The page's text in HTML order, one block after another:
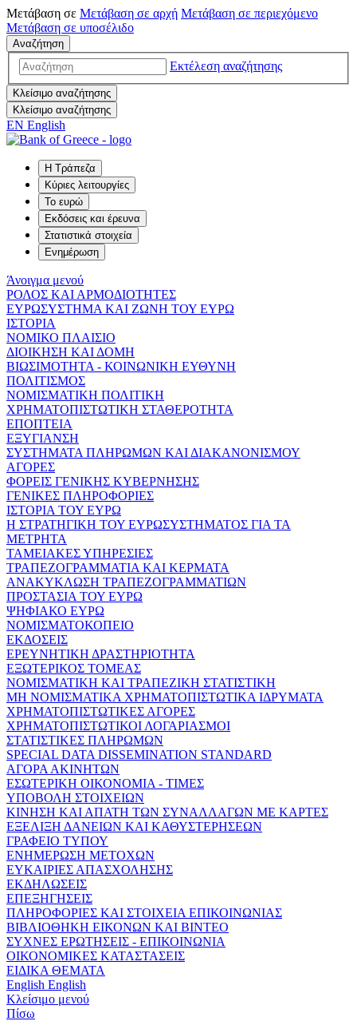
Μετάβαση σε Μετάβαση σε αρχή Μετάβαση σε περιεχόμενο
Μετάβαση σε υποσέλιδο
Αναζήτηση
Εκτέλεση αναζήτησης
Κλείσιμο αναζήτησης
Κλείσιμο αναζήτησης
EN English
Η Τράπεζα
Κύριες λειτουργίες
Το ευρώ
Εκδόσεις και έρευνα
Στατιστικά στοιχεία
Ενημέρωση
Άνοιγμα μενού
ΡΟΛΟΣ ΚΑΙ ΑΡΜΟΔΙΟΤΗΤΕΣ
ΕΥΡΩΣΥΣΤΗΜΑ ΚΑΙ ΖΩΝΗ ΤΟΥ ΕΥΡΩ
ΙΣΤΟΡΙΑ
ΝΟΜΙΚΟ ΠΛΑΙΣΙΟ
ΔΙΟΙΚΗΣΗ ΚΑΙ ΔΟΜΗ
ΒΙΩΣΙΜΟΤΗΤΑ - ΚΟΙΝΩΝΙΚΗ ΕΥΘΥΝΗ
ΠΟΛΙΤΙΣΜΟΣ
ΝΟΜΙΣΜΑΤΙΚΗ ΠΟΛΙΤΙΚΗ
ΧΡΗΜΑΤΟΠΙΣΤΩΤΙΚΗ ΣΤΑΘΕΡΟΤΗΤΑ
ΕΠΟΠΤΕΙΑ
ΕΞΥΓΙΑΝΣΗ
ΣΥΣΤΗΜΑΤΑ ΠΛΗΡΩΜΩΝ ΚΑΙ ΔΙΑΚΑΝΟΝΙΣΜΟΥ
ΑΓΟΡΕΣ
ΦΟΡΕΙΣ ΓΕΝΙΚΗΣ ΚΥΒΕΡΝΗΣΗΣ
ΓΕΝΙΚΕΣ ΠΛΗΡΟΦΟΡΙΕΣ
ΙΣΤΟΡΙΑ ΤΟΥ ΕΥΡΩ
Η ΣΤΡΑΤΗΓΙΚΗ ΤΟΥ ΕΥΡΩΣΥΣΤΗΜΑΤΟΣ ΓΙΑ ΤΑ
ΜΕΤΡΗΤΑ
ΤΑΜΕΙΑΚΕΣ ΥΠΗΡΕΣΙΕΣ
ΤΡΑΠΕΖΟΓΡΑΜΜΑΤΙΑ ΚΑΙ ΚΕΡΜΑΤΑ
ΑΝΑΚΥΚΛΩΣΗ ΤΡΑΠΕΖΟΓΡΑΜΜΑΤΙΩΝ
ΠΡΟΣΤΑΣΙΑ ΤΟΥ ΕΥΡΩ
ΨΗΦΙΑΚΟ ΕΥΡΩ
ΝΟΜΙΣΜΑΤΟΚΟΠΕΙΟ
ΕΚΔΟΣΕΙΣ
ΕΡΕΥΝΗΤΙΚΗ ΔΡΑΣΤΗΡΙΟΤΗΤΑ
ΕΞΩΤΕΡΙΚΟΣ ΤΟΜΕΑΣ
ΝΟΜΙΣΜΑΤΙΚΗ ΚΑΙ ΤΡΑΠΕΖΙΚΗ ΣΤΑΤΙΣΤΙΚΗ
ΜΗ ΝΟΜΙΣΜΑΤΙΚΑ ΧΡΗΜΑΤΟΠΙΣΤΩΤΙΚΑ ΙΔΡΥΜΑΤΑ
ΧΡΗΜΑΤΟΠΙΣΤΩΤΙΚΕΣ ΑΓΟΡΕΣ
ΧΡΗΜΑΤΟΠΙΣΤΩΤΙΚΟΙ ΛΟΓΑΡΙΑΣΜΟΙ
ΣΤΑΤΙΣΤΙΚΕΣ ΠΛΗΡΩΜΩΝ
SPECIAL DATA DISSEMINATION STANDARD
ΑΓΟΡΑ ΑΚΙΝΗΤΩΝ
ΕΣΩΤΕΡΙΚΗ ΟΙΚΟΝΟΜΙΑ - ΤΙΜΕΣ
ΥΠΟΒΟΛΗ ΣΤΟΙΧΕΙΩΝ
ΚΙΝΗΣΗ ΚΑΙ ΑΠΑΤΗ ΤΩΝ ΣΥΝΑΛΛΑΓΩΝ ΜΕ ΚΑΡΤΕΣ
ΕΞΕΛΙΞΗ ΔΑΝΕΙΩΝ ΚΑΙ ΚΑΘΥΣΤΕΡΗΣΕΩΝ
ΓΡΑΦΕΙΟ ΤΥΠΟΥ
ΕΝΗΜΕΡΩΣΗ ΜΕΤΟΧΩΝ
ΕΥΚΑΙΡΙΕΣ ΑΠΑΣΧΟΛΗΣΗΣ
ΕΚΔΗΛΩΣΕΙΣ
ΕΠΕΞΗΓΗΣΕΙΣ
ΠΛΗΡΟΦΟΡΙΕΣ ΚΑΙ ΣΤΟΙΧΕΙΑ ΕΠΙΚΟΙΝΩΝΙΑΣ
ΒΙΒΛΙΟΘΗΚΗ ΕΙΚΟΝΩΝ ΚΑΙ ΒΙΝΤΕΟ
ΣΥΧΝΕΣ ΕΡΩΤΗΣΕΙΣ - ΕΠΙΚΟΙΝΩΝΙΑ
ΟΙΚΟΝΟΜΙΚΕΣ ΚΑΤΑΣΤΑΣΕΙΣ
ΕΙΔΙΚΑ ΘΕΜΑΤΑ
English English
Κλείσιμο μενού
Πίσω